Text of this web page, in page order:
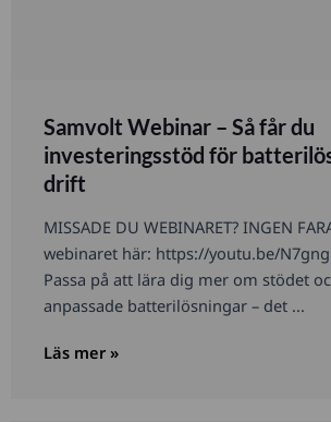
Samvolt Webinar – Så får du
investeringsstöd för
drift
MISSADE DU WEBINARET? INGEN
webinaret här: https://youtu.be/
Passa på att lära dig mer om stödet
anpassade batterilösningar – det ...
Läs mer »